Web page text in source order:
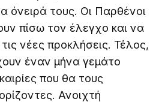
όνειρά τους. Οι Παρθένοι
πίσω τον έλεγχο και να
νέες προκλήσεις. Τέλος,
έναν μήνα γεμάτο
που θα τους
Ανοιχτή